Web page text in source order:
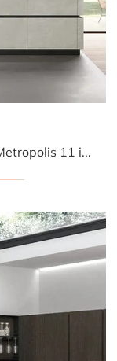
Se vuoi una cucina moderna Stosa, Metropolis 11 in Pet ti attende nel nostro negozio di Cucine Moderne con isola.